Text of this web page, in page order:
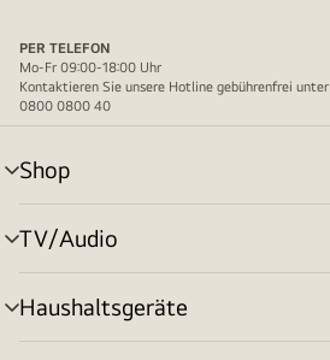
PER TELEFON
Mo-Fr 09:00-18:00 Uhr
Kontaktieren Sie unsere Hotline gebührenfrei unter
0800 0800 40
Shop
Menü
umschalten
TV/Audio
Menü
umschalten
Haushaltsgeräte
Menü
umschalten